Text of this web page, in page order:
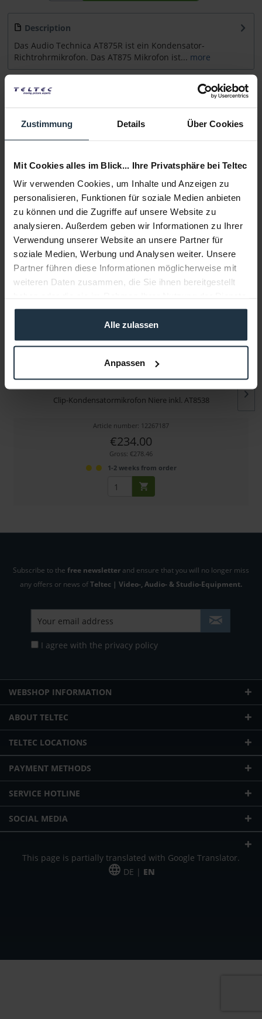
Zustimmung Details Über Cookies
Mit Cookies alles im Blick... Ihre Privatsphäre bei Teltec
Wir verwenden Cookies, um Inhalte und Anzeigen zu
personalisieren, Funktionen für soziale Medien anbieten
zu können und die Zugriffe auf unsere Website zu
analysieren. Außerdem geben wir Informationen zu Ihrer
Verwendung unserer Website an unsere Partner für
soziale Medien, Werbung und Analysen weiter. Unsere
Partner führen diese Informationen möglicherweise mit
weiteren Daten zusammen, die Sie ihnen bereitgestellt
gesammelt haben.
Alle zulassen
Anpassen
Description
Das Audio Technica AT875R ist ein Kondensator-
Richtrohrmikrofon. Das AT875 Mikrofon ist... more
Accessories
Media
Manufacturer & Product Safety Information
Folgende Infos zum Hersteller sind verfübar......more
More articles from +++ Audio Technica +++ look at
Clip-Kondensatormikrofon Niere inkl. AT8538
Article number: 12267187
€234.00
Gross: €278.46
1-2 weeks from order
Subscribe to the free newsletter and ensure that you will no longer miss
any offers or news ofTeltec | Video-, Audio- & Studio-Equipment.
I agree with the privacy policy
WEBSHOP INFORMATION
ABOUT TELTEC
TELTEC LOCATIONS
PAYMENT METHODS
SERVICE HOTLINE
SOCIAL MEDIA
This page is partially translated with Google Translator.
DE | EN